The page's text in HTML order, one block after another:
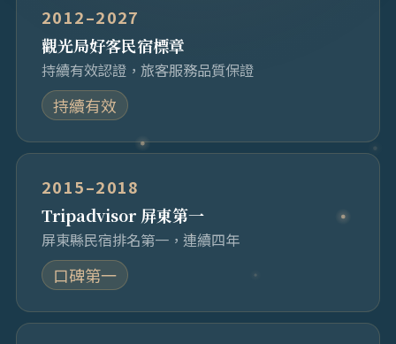
2012–2027
觀光局好客民宿標章
持續有效認證，旅客服務品質保證
持續有效
2015–2018
Tripadvisor 屏東第一
屏東縣民宿排名第一，連續四年
口碑第一